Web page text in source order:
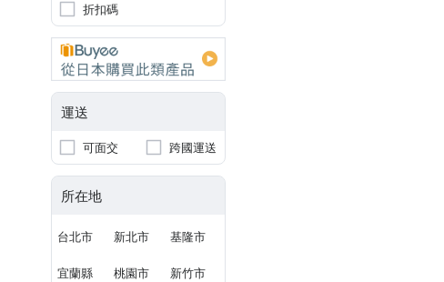
折扣碼
運送
可面交 跨國運送
所在地
台北市 新北市 基隆市
宜蘭縣 桃園市 新竹市